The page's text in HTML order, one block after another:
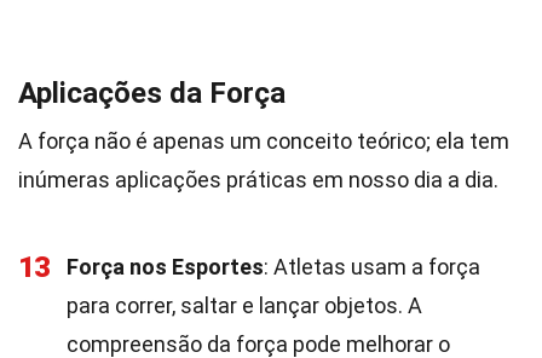
Aplicações da Força
A força não é apenas um conceito teórico; ela tem
inúmeras aplicações práticas em nosso dia a dia.
13 Força nos Esportes: Atletas usam a força
para correr, saltar e lançar objetos. A
compreensão da força pode melhorar o